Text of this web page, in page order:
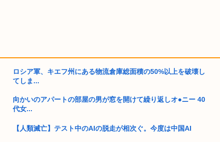
ロシア軍、キエフ州にある物流倉庫総面積の50%以上を破壊し
てしま...
向かいのアパートの部屋の男が窓を開けて繰り返しオ●ニー 40
代女...
【人類滅亡】テスト中のAIの脱走が相次ぐ。今度は中国AI